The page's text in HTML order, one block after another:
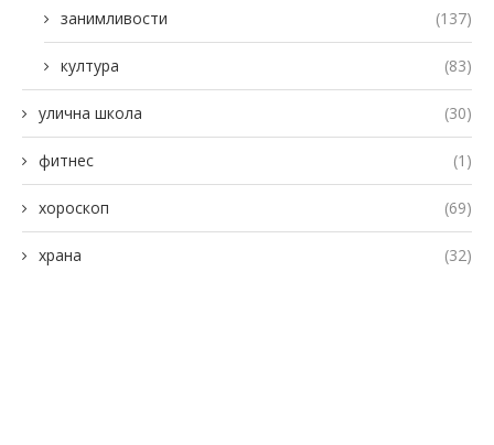
занимливости (137)
култура (83)
улична школа (30)
фитнес (1)
хороскоп (69)
храна (32)